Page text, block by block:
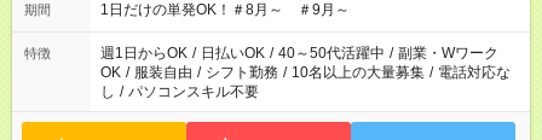
期間 1日だけの単発OK！＃8月～ ＃9月～
特徴 週1日からOK / 日払いOK / 40～50代活躍中 / 副業・Wワーク
OK / 服装自由 / シフト勤務 / 10名以上の大量募集 / 電話対応な
し / パソコンスキル不要